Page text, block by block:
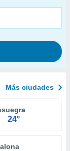
Más ciudades
24°